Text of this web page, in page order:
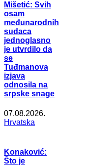
Mišetić: Svih
osam
međunarodnih
sudaca
jednoglasno
je utvrdilo da
se
Tuđmanova
izjava
odnosila na
srpske snage
07.08.2026.
Hrvatska
Konaković:
Što je